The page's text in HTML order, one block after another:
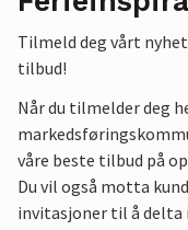
Tilmeld deg vårt
tilbud!
Når du tilmelder deg
våre beste tilbud på
Du vil også motta
invitasjoner til å delta